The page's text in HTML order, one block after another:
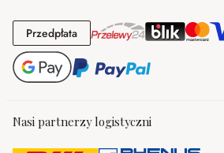
PrzedpłataPrzedpłata
Nasi partnerzy logistyczni